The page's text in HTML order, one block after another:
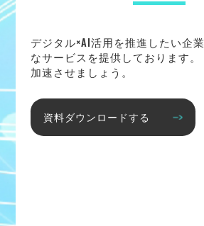
デジタル×AI活用を推進したい企
なサービスを提供しております
加速させましょう。
資料ダウンロードする